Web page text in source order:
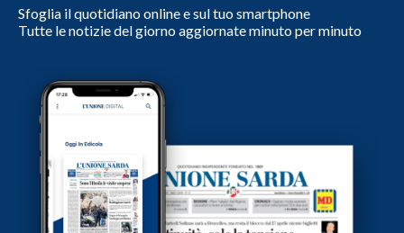
Sfoglia il quotidiano online e sul tuo smartphone
Tutte le notizie del giorno aggiornate minuto per minuto